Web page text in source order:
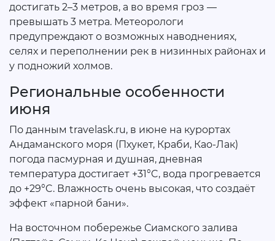
достигать 2–3 метров, а во время гроз —
превышать 3 метра. Метеорологи
предупреждают о возможных наводнениях,
селях и переполнении рек в низинных районах и
у подножий холмов.
Региональные особенности
июня
По данным travelask.ru, в июне на курортах
Андаманского моря (Пхукет, Краби, Као-Лак)
погода пасмурная и душная, дневная
температура достигает +31°C, вода прогревается
до +29°C. Влажность очень высокая, что создаёт
эффект «парной бани».
На восточном побережье Сиамского залива